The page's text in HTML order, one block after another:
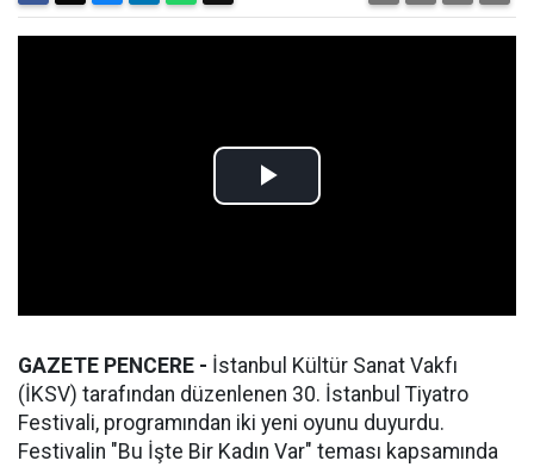
GAZETE PENCERE - İstanbul Kültür Sanat Vakfı
(İKSV) tarafından düzenlenen 30. İstanbul Tiyatro
Festivali, programından iki yeni oyunu duyurdu.
Festivalin "Bu İşte Bir Kadın Var" teması kapsamında